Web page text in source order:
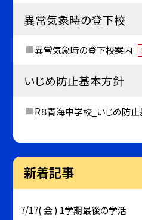
異常気象時の登下校
異常気象時の登下校案内
いじめ防止基本方針
R８青海中学校_いじめ防
新着記事
7/17( 金 ) 1学期最後の学活